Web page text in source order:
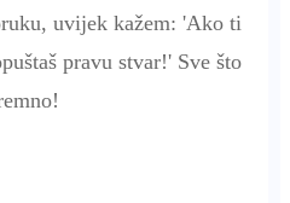
uvijek kažem: 'Ako ti
pravu stvar!' Sve što